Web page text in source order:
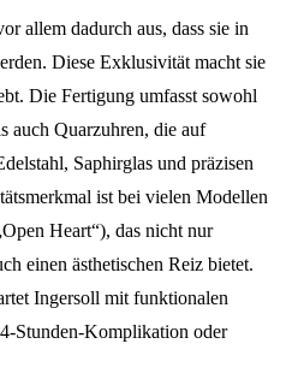
allem dadurch aus, dass sie in
Diese Exklusivität macht sie
Die Fertigung umfasst sowohl
auch Quarzuhren, die auf
Saphirglas und präzisen
ist bei vielen Modellen
Heart“), das nicht nur
einen ästhetischen Reiz bietet.
Ingersoll mit funktionalen
Stunden-Komplikation oder